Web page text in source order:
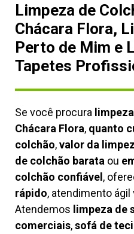
Limpeza de
Chácara Flora,
Perto de Mim e
Tapetes
Se você procura
Chácara Flora, quanto
colchão,valor da
de colchão barata ou
colchão confiável,
rápido, atendimento ágil
Atendemos limpeza de
comerciais,sofá de